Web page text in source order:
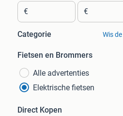
€ €
Categorie Wis
Fietsen en Brommers
Alle advertenties
Elektrische fietsen
Direct Kopen